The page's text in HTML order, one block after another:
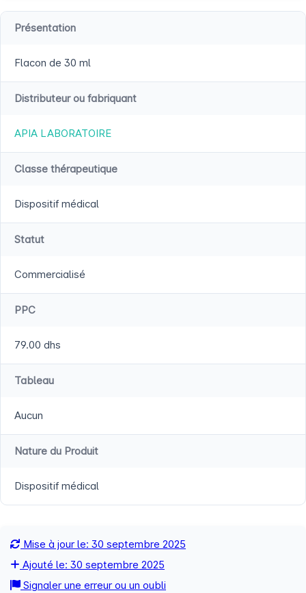
Présentation
Flacon de 30 ml
Distributeur ou fabriquant
APIA LABORATOIRE
Classe thérapeutique
Dispositif médical
Statut
Commercialisé
PPC
79.00 dhs
Tableau
Aucun
Nature du Produit
Dispositif médical
Mise à jour le: 30 septembre 2025
Ajouté le: 30 septembre 2025
Signaler une erreur ou un oubli